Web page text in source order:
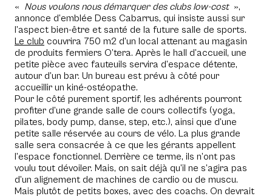
« Nous voulons nous démarquer des clubs low-cost»,
annonce d’emblée Dess Cabarrus, qui insiste aussi sur
l’aspect bien-être et santé de la future salle de sports.
Le club couvrira 750 m2 d’un local attenant au magasin
de produits fermiers O’tera. Après le hall d’accueil, une
petite pièce avec fauteuils servira d’espace détente,
autour d’un bar. Un bureau est prévu à côté pour
accueillir un kiné-ostéopathe.
Pour le côté purement sportif, les adhérents pourront
profiter d’une grande salle de cours collectifs (yoga,
pilates, body pump, danse, step, etc.), ainsi que d’une
petite salle réservée au cours de vélo. La plus grande
salle sera consacrée à ce que les gérants appellent
l’espace fonctionnel. Derrière ce terme, ils n’ont pas
voulu tout dévoiler. Mais, on sait déjà qu’il ne s’agira pas
d’un alignement de machines de cardio ou de muscu.
Mais plutôt de petits boxes, avec des coachs. On devrait